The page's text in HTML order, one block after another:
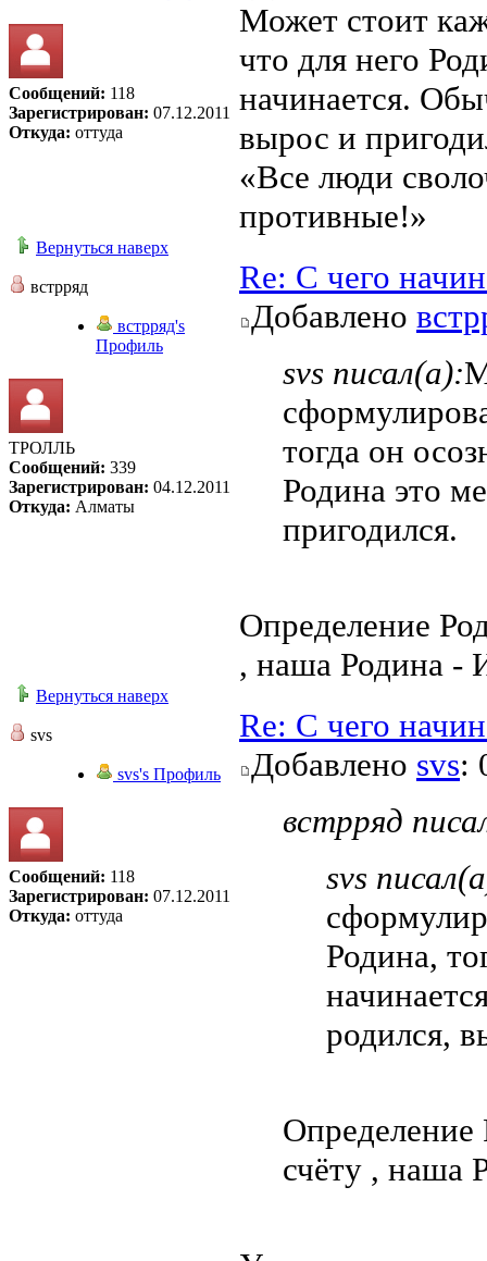
Сообщений: 118
Зарегистрирован: 07.12.2011
Откуда: оттуда
Может стоит
что для него
начинается.
вырос и
«Все люди
противные!»
Вернуться наверх
встрряд
встрряд's
Профиль
ТРОЛЛЬ
Сообщений: 339
Зарегистрирован: 04.12.2011
Откуда: Алматы
Re: С чего
Добавлено
svs писал(а):
тогда он
Родина это
пригодился.
Определение
, наша Родина -
Вернуться наверх
svs
svs's Профиль
Сообщений: 118
Зарегистрирован: 07.12.2011
Откуда: оттуда
Re: С чего
Добавлено svs:
встрряд
svs
Родина,
родился,
счёту , наша